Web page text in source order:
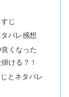
じ
バレ感想
くなった
ける？！
とネタバレ